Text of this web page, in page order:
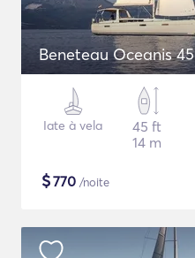
Beneteau Oceanis 45
Iate à vela
45 ft
14 m
$770 /noite